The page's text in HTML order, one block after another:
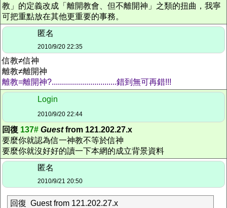
教」的定義改成「離開教會、但不離開神」之類的扭曲，我寧
可把重點放在其他更重要的事務。
匿名
2010/9/20 22:35
信教≠信神
離教≠離開神
離教=離開神?................................錯到無可再錯!!!
Login
2010/9/20 22:44
回復 137# Guestfrom 121.202.27.x
要麼你就認為信一神教不等於信神
要麼你就沒好好的讀一下本網的成立背景資料
匿名
2010/9/21 20:50
回復 Guest from 121.202.27.x